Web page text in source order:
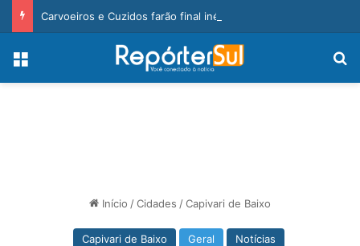
Menu
Início /Cidades /Capivari de Baixo
Capivari de Baixo Geral Notícias